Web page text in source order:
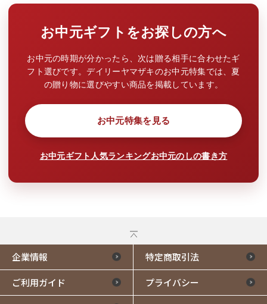
お中元ギフトをお探しの方へ
お中元の時期が分かったら、次は贈る相手に合わせたギ
フト選びです。デイリーヤマザキのお中元特集では、夏
の贈り物に選びやすい商品を掲載しています。
お中元特集を見る
お中元ギフト人気ランキングお中元のしの書き方
企業情報 特定商取引法
ご利用ガイド プライバシー